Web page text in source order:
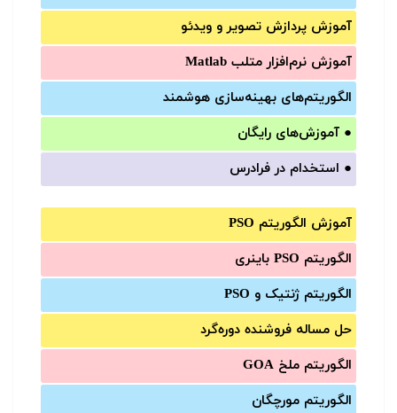
آموزش‌ پردازش تصویر و ویدئو
آموزش‌ نرم‌افزار متلب Matlab
الگوریتم‌های بهینه‌سازی هوشمند
● آموزش‌های رایگان
● استخدام در فرادرس
آموزش الگوریتم PSO
الگوریتم PSO باینری
الگوریتم ژنتیک و PSO
حل مساله فروشنده دوره‌گرد
الگوریتم ملخ GOA
الگوریتم مورچگان